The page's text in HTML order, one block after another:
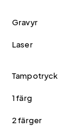
Gravyr
Laser
Tampotryck
1 färg
2 färger